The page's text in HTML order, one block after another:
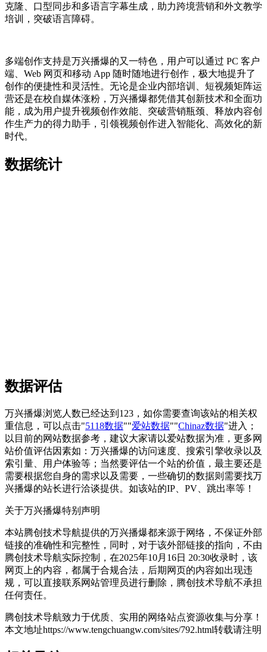
克隆、口型同步和多语言字幕生成，助力跨境营销和外文教学
培训，突破语言障碍。
多端创作支持是万兴播爆的又一特色，用户可以通过 PC 客户
端、Web 网页和移动 App 随时随地进行创作，极大地提升了
创作的便捷性和灵活性。无论是企业内部培训、短视频矩阵运
营还是在校自媒体涨粉，万兴播爆都凭借其创新技术和全面功
能，成为用户提升视频创作效能、突破营销瓶颈、释放内容创
作生产力的得力助手，引领视频创作进入智能化、高效化的新
时代。
数据统计
数据评估
万兴播爆浏览人数已经达到123，如你需要查询该站的相关权
重信息，可以点击"5118数据""爱站数据""Chinaz数据"进入；
以目前的网站数据参考，建议大家请以爱站数据为准，更多网
站价值评估因素如：万兴播爆的访问速度、搜索引擎收录以及
索引量、用户体验等；当然要评估一个站的价值，最主要还是
需要根据您自身的需求以及需要，一些确切的数据则需要找万
兴播爆的站长进行洽谈提供。如该站的IP、PV、跳出率等！
关于万兴播爆特别声明
本站腾创技术导航提供的万兴播爆都来源于网络，不保证外部
链接的准确性和完整性，同时，对于该外部链接的指向，不由
腾创技术导航实际控制，在2025年10月16日 20:30收录时，该
网页上的内容，都属于合规合法，后期网页的内容如出现违
规，可以直接联系网站管理员进行删除，腾创技术导航不承担
任何责任。
腾创技术导航致力于优质、实用的网络站点资源收集与分享！
本文地址https://www.tengchuangw.com/sites/792.html转载请注明